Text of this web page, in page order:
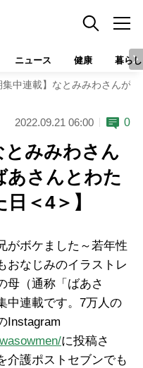
ニュース 健康 暮らし
集中連載】なとみみわさんが
2022.09.21 06:00 0
とみみわさん
あさんとわた
＜4＞】
がボケました～若年性
おなじみのイラストレ
母（通称「ばあさ
中連載です。7万人の
Instagram
に投稿さ
介護ポストセブンでも